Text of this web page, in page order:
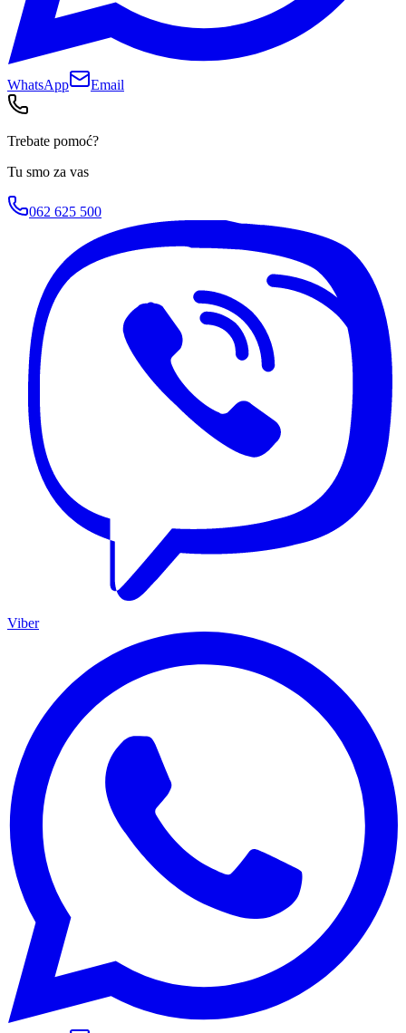
WhatsApp Email
Trebate pomoć?
Tu smo za vas
062 625 500
Viber